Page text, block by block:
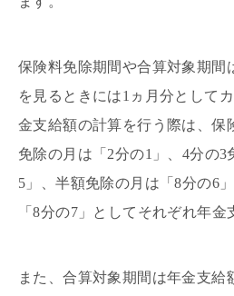
保険料免除期間や合算対象期間
を見るときには1ヵ月分として
金支給額の計算を行う際は、保
免除の月は「2分の1」、4分の3
5」、半額免除の月は「8分の6
「8分の7」としてそれぞれ年金
また、合算対象期間は年金支給